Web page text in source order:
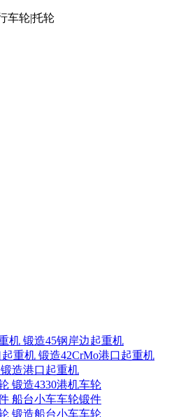
锻造45钢岸边起重机
锻造42CrMo港口起重机
锻造港口起重机
锻造4330港机车轮
船台小车车轮锻件
锻造船台小车车轮